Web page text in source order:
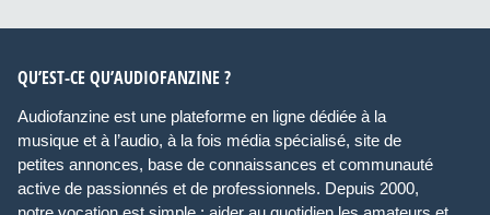
QU’EST-CE QU’AUDIOFANZINE ?
Audiofanzine est une plateforme en ligne dédiée à la
musique et à l’audio, à la fois média spécialisé, site de
petites annonces, base de connaissances et communauté
active de passionnés et de professionnels. Depuis 2000,